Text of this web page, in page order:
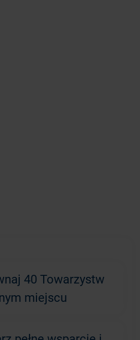
40 Towarzystw
miejscu